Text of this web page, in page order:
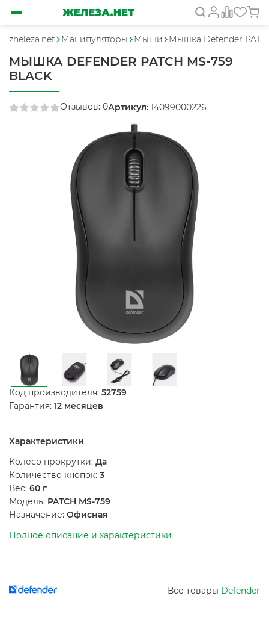
zheleza.net Манипуляторы Мыши Мышка Defender
МЫШКА DEFENDER PATCH MS-759
BLACK
Отзывов: 0Артикул: 14099000226
Код производителя: 52759
Гарантия: 12 месяцев
Характеристики
Колесо прокрутки: Да
Количество кнопок: 3
Вес: 60 г
Модель: PATCH MS-759
Назначение: Офисная
Полное описание и характеристики
Все товары Defender